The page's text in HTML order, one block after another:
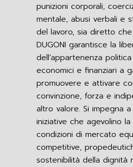
punizioni corporali,
mentale, abusi verbali e
del lavoro, sia diretto
DUGONI garantisce la
dell’appartenenza
economici e finanziari a
promuovere e attivare
convinzione, forza e
altro valore. Si impegna
iniziative che agevolino
condizioni di mercato
competitive,
sostenibilità della dignità